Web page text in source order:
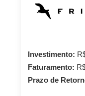
Investimento:
Faturamento:
Prazo de